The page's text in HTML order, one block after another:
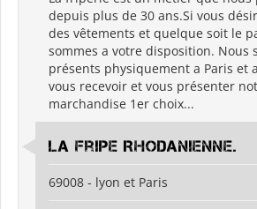
depuis plus de 30 ans.Si vous
des vêtements et quelque soit le
sommes a votre disposition. Nous
présents physiquement a Paris et
vous recevoir et vous présenter
marchandise 1er choix...
La Fripe Rhodanienne.
69008 - lyon et Paris